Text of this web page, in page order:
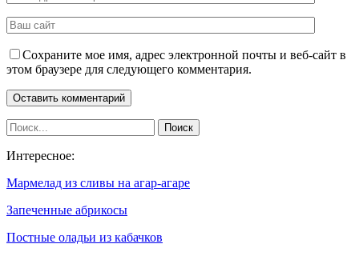
Сохраните мое имя, адрес электронной почты и веб-сайт в
этом браузере для следующего комментария.
Интересное:
Мармелад из сливы на агар-агаре
Запеченные абрикосы
Постные оладьи из кабачков